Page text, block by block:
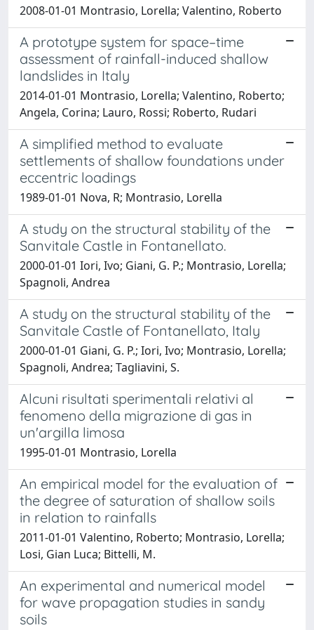
2008-01-01 Montrasio, Lorella; Valentino, Roberto
A prototype system for space–time
assessment of rainfall-induced shallow
landslides in Italy
2014-01-01 Montrasio, Lorella; Valentino, Roberto;
Angela, Corina; Lauro, Rossi; Roberto, Rudari
A simplified method to evaluate
settlements of shallow foundations under
eccentric loadings
1989-01-01 Nova, R; Montrasio, Lorella
A study on the structural stability of the
Sanvitale Castle in Fontanellato.
2000-01-01 Iori, Ivo; Giani, G. P.; Montrasio, Lorella;
Spagnoli, Andrea
A study on the structural stability of the
Sanvitale Castle of Fontanellato, Italy
2000-01-01 Giani, G. P.; Iori, Ivo; Montrasio, Lorella;
Spagnoli, Andrea; Tagliavini, S.
Alcuni risultati sperimentali relativi al
fenomeno della migrazione di gas in
un'argilla limosa
1995-01-01 Montrasio, Lorella
An empirical model for the evaluation of
the degree of saturation of shallow soils
in relation to rainfalls
2011-01-01 Valentino, Roberto; Montrasio, Lorella;
Losi, Gian Luca; Bittelli, M.
An experimental and numerical model
for wave propagation studies in sandy
soils